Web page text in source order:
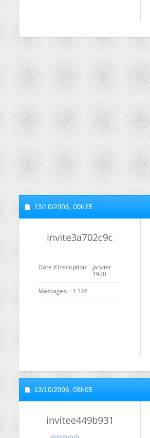
13/10/2006, 00h25
invite3a702c9c
Date d'inscription
janvier
1970
Messages 1 146
13/10/2006, 08h05
invitee449b931